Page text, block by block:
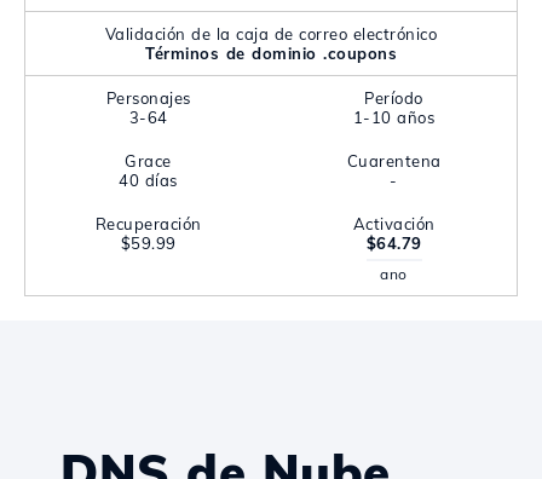
Validación de la caja de correo electrónico
Términos de dominio .coupons
Personajes
3-64
Período
1-10 años
Grace
40 días
Cuarentena
-
Recuperación
$59.99
Activación
$64.79
ano